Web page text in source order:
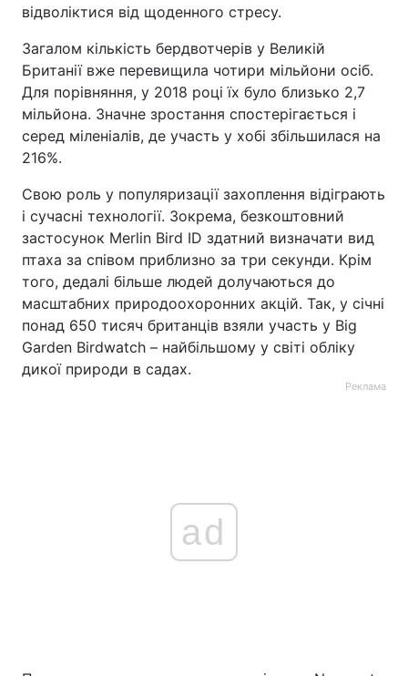
відволіктися від щоденного стресу.
Загалом кількість бердвотчерів у Великій
Британії вже перевищила чотири мільйони осіб.
Для порівняння, у 2018 році їх було близько 2,7
мільйона. Значне зростання спостерігається і
серед міленіалів, де участь у хобі збільшилася на
216%.
Свою роль у популяризації захоплення відіграють
і сучасні технології. Зокрема, безкоштовний
застосунок Merlin Bird ID здатний визначати вид
птаха за співом приблизно за три секунди. Крім
того, дедалі більше людей долучаються до
масштабних природоохоронних акцій. Так, у січні
понад 650 тисяч британців взяли участь у Big
Garden Birdwatch – найбільшому у світі обліку
дикої природи в садах.
Реклама
ad